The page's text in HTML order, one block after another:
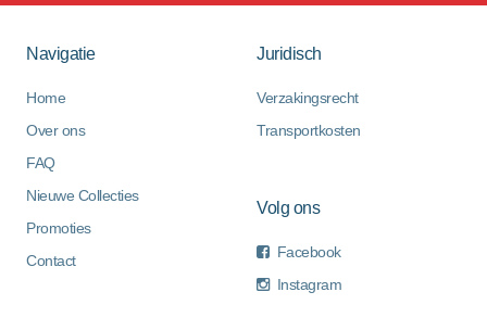
Navigatie
Home
Over ons
FAQ
Nieuwe Collecties
Promoties
Contact
Juridisch
Verzakingsrecht
Transportkosten
Volg ons
Facebook
Instagram